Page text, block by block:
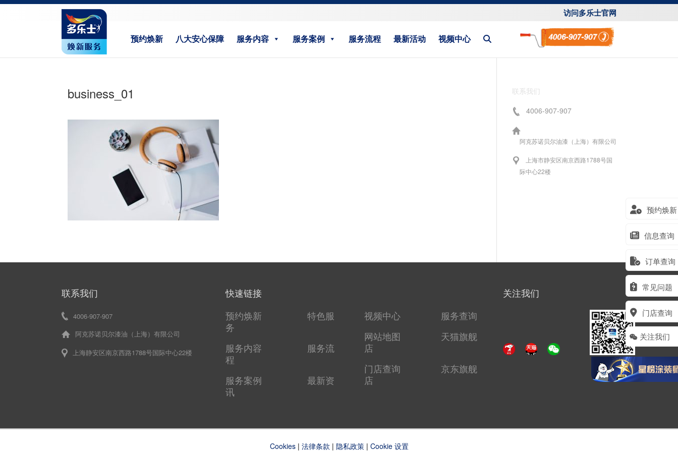
访问多乐士官网
预约焕新 八大安心保障 服务内容 服务案例 服务流程 最新活动 视频中心
预约焕新
信息查询
订单查询
常见问题
门店查询
关注我们
business_01
联系我们
4006-907-907
阿克苏诺贝尔油漆（上海）有限公司
上海市静安区南京西路1788号国
际中心22楼
联系我们
4006-907-907
阿克苏诺贝尔漆油（上海）有限公司
上海静安区南京西路1788号国际中心22楼
快速链接
预约焕新
特色服
务
服务内容
服务流
程
服务案例
最新资
讯
视频中心
服务查询
网站地图
天猫旗舰
店
门店查询
京东旗舰
店
关注我们
Cookies| 法律条款 | 隐私政策| Cookie 设置